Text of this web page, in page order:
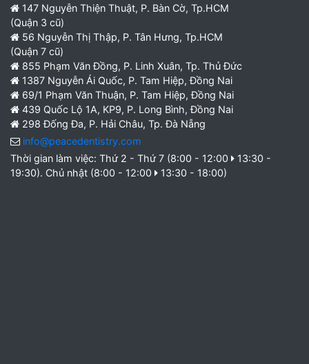
147 Nguyễn Thiện Thuật, P. Bàn Cờ, Tp.HCM
(Quận 3 cũ)
56 Nguyễn Thị Thập, P. Tân Hưng, Tp.HCM
(Quận 7 cũ)
855 Phạm Văn Đồng, P. Linh Xuân, Tp. Thủ Đức
1387 Nguyễn Ái Quốc, P. Tam Hiệp, Đồng Nai
69/1 Phạm Văn Thuận, P. Tam Hiệp, Đồng Nai
439 Quốc Lộ 1A, KP9, P. Long Bình, Đồng Nai
298 Đống Đa, P. Hải Châu, Tp. Đà Nẵng
info@peacedentistry.com
Thời gian làm việc: Thứ 2 - Thứ 7 (8:00 - 12:00
13:30 -
19:30). Chủ nhật (8:00 - 12:00
13:30 - 18:00)